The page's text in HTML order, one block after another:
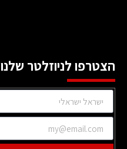
הצטרפו לניוזלטר שלנו